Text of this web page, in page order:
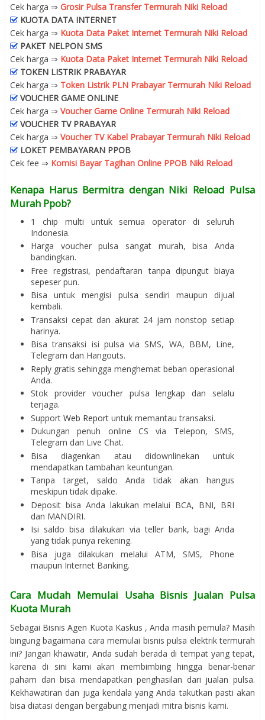
Cek harga ⇒ Grosir Pulsa Transfer Termurah Niki Reload
KUOTA DATA INTERNET
Cek harga ⇒ Kuota Data Paket Internet Termurah Niki Reload
PAKET NELPON SMS
Cek harga ⇒ Kuota Data Paket Internet Termurah Niki Reload
TOKEN LISTRIK PRABAYAR
Cek harga ⇒ Token Listrik PLN Prabayar Termurah Niki Reload
VOUCHER GAME ONLINE
Cek harga ⇒ Voucher Game Online Termurah Niki Reload
VOUCHER TV PRABAYAR
Cek harga ⇒ Voucher TV Kabel Prabayar Termurah Niki Reload
LOKET PEMBAYARAN PPOB
Cek fee ⇒ Komisi Bayar Tagihan Online PPOB Niki Reload
Kenapa Harus Bermitra dengan Niki Reload Pulsa
Murah Ppob?
1 chip multi untuk semua operator di seluruh
Indonesia.
Harga voucher pulsa sangat murah, bisa Anda
bandingkan.
Free registrasi, pendaftaran tanpa dipungut biaya
sepeser pun.
Bisa untuk mengisi pulsa sendiri maupun dijual
kembali.
Transaksi cepat dan akurat 24 jam nonstop setiap
harinya.
Bisa transaksi isi pulsa via SMS, WA, BBM, Line,
Telegram dan Hangouts.
Reply gratis sehingga menghemat beban operasional
Anda.
Stok provider voucher pulsa lengkap dan selalu
terjaga.
Support Web Report untuk memantau transaksi.
Dukungan penuh online CS via Telepon, SMS,
Telegram dan Live Chat.
Bisa diagenkan atau didownlinekan untuk
mendapatkan tambahan keuntungan.
Tanpa target, saldo Anda tidak akan hangus
meskipun tidak dipake.
Deposit bisa Anda lakukan melalui BCA, BNI, BRI
dan MANDIRI.
Isi saldo bisa dilakukan via teller bank, bagi Anda
yang tidak punya rekening.
Bisa juga dilakukan melalui ATM, SMS, Phone
maupun Internet Banking.
Cara Mudah Memulai Usaha Bisnis Jualan Pulsa
Kuota Murah
Sebagai Bisnis Agen Kuota Kaskus , Anda masih pemula? Masih
bingung bagaimana cara memulai bisnis pulsa elektrik termurah
ini? Jangan khawatir, Anda sudah berada di tempat yang tepat,
karena di sini kami akan membimbing hingga benar-benar
paham dan bisa mendapatkan penghasilan dari jualan pulsa.
Kekhawatiran dan juga kendala yang Anda takutkan pasti akan
bisa diatasi dengan bergabung menjadi mitra bisnis kami.